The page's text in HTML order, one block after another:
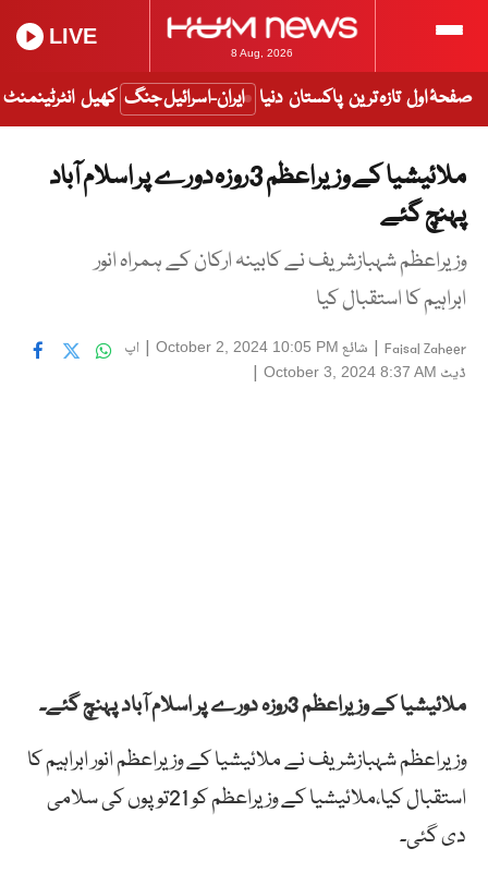
8 Aug, 2026
LIVE
صفحۂ اول تازہ ترین پاکستان دنیا ایران-اسرائیل جنگ کھیل انٹرٹینمنٹ
ملائیشیا کے وزیراعظم 3روزہ دورے پر اسلام آباد
پہنچ گئے
وزیراعظم شہبازشریف نے کابینہ ارکان کے ہمراہ انور
ابراہیم کا استقبال کیا
Faisal Zaheer
| شائع October 2, 2024 10:05 PM
| اپ
ڈیٹ October 3, 2024 8:37 AM
|
ملائیشیا کے وزیراعظم 3روزہ دورے پر اسلام آباد پہنچ گئے۔
وزیراعظم شہبازشریف نے ملائیشیا کے وزیراعظم انور ابراہیم کا
استقبال کیا،ملائیشیا کے وزیراعظم کو 21توپوں کی سلامی
دی گئی۔